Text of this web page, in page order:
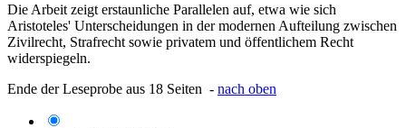
Die Arbeit zeigt erstaunliche Parallelen auf, etwa wie sich
Aristoteles' Unterscheidungen in der modernen Aufteilung zwischen
Zivilrecht, Strafrecht sowie privatem und öffentlichem Recht
widerspiegeln.
Ende der Leseprobe aus 18 Seiten - nach oben